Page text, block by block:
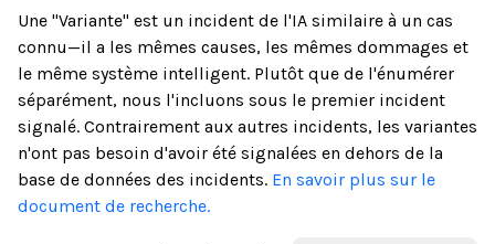
Une "Variante" est un incident de l'IA similaire à un cas
connu—il a les mêmes causes, les mêmes dommages et
le même système intelligent. Plutôt que de l'énumérer
séparément, nous l'incluons sous le premier incident
signalé. Contrairement aux autres incidents, les variantes
n'ont pas besoin d'avoir été signalées en dehors de la
base de données des incidents. En savoir plus sur le
document de recherche.